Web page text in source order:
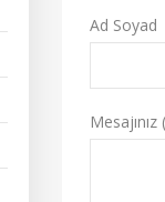
Ad Soyad